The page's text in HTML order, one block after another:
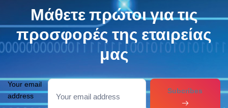
Μάθετε πρώτοι για τις
προσφορές της εταιρείας
μας
Your email
address
Subcribes